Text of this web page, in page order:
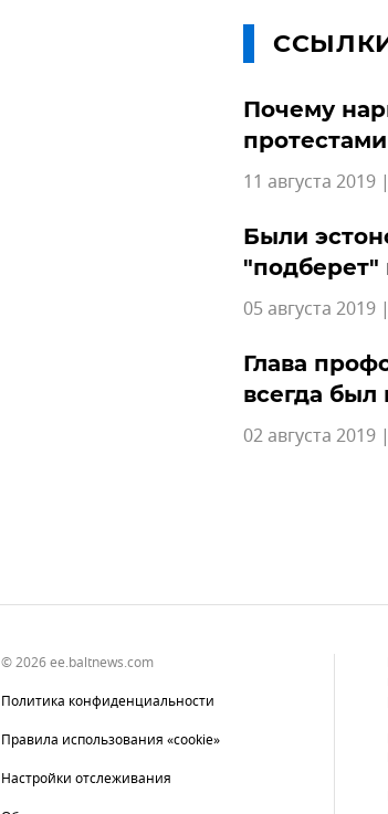
Почему
11 августа 2019
Были
"подберет"
05 августа 2019
Глава
всегда был
02 августа 2019
© 2026 ee.baltnews.com
Политика конфиденциальности
Правила использования «cookie»
Настройки отслеживания